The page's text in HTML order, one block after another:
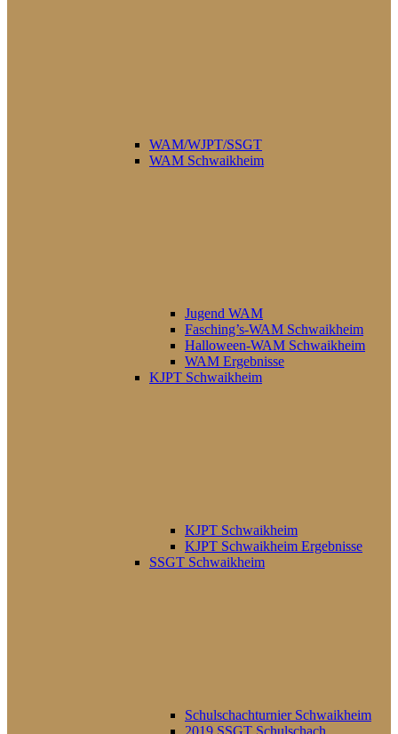
WAM/WJPT/SSGT
WAM Schwaikheim
Jugend WAM
Fasching’s-WAM Schwaikheim
Halloween-WAM Schwaikheim
WAM Ergebnisse
KJPT Schwaikheim
KJPT Schwaikheim
KJPT Schwaikheim Ergebnisse
SSGT Schwaikheim
Schulschachturnier Schwaikheim
2019 SSGT Schulschach